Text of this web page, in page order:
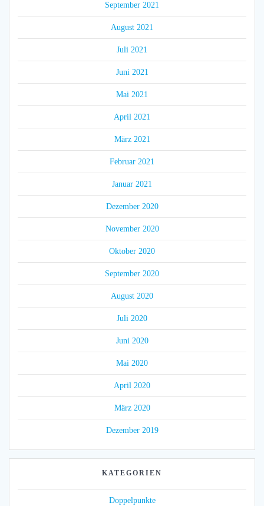
September 2021
August 2021
Juli 2021
Juni 2021
Mai 2021
April 2021
März 2021
Februar 2021
Januar 2021
Dezember 2020
November 2020
Oktober 2020
September 2020
August 2020
Juli 2020
Juni 2020
Mai 2020
April 2020
März 2020
Dezember 2019
KATEGORIEN
Doppelpunkte